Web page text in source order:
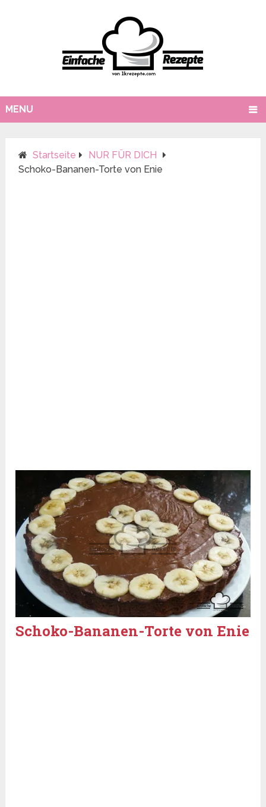
MENU
Startseite
NUR FÜR DICH
Schoko-Bananen-Torte von Enie
Schoko-Bananen-Torte von Enie